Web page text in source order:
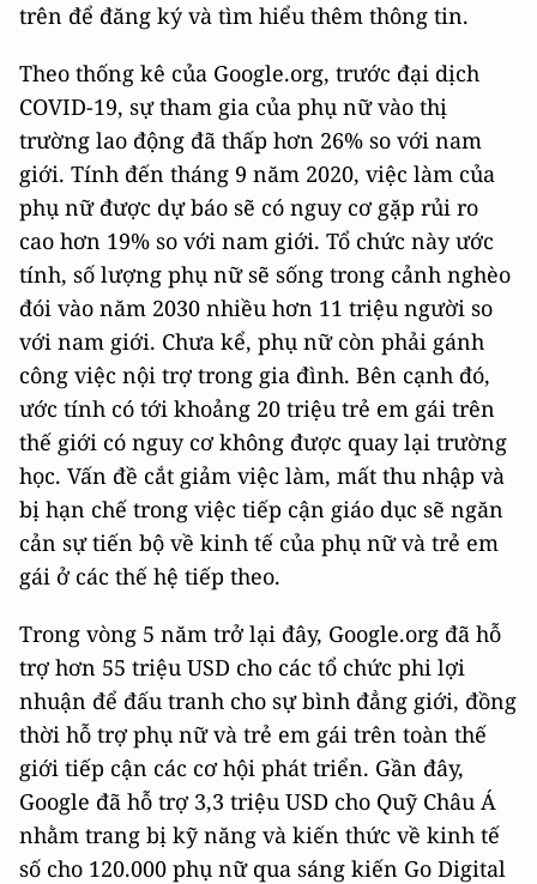
trên để đăng ký và tìm hiểu thêm thông tin.
Theo thống kê của Google.org, trước đại dịch
COVID-19, sự tham gia của phụ nữ vào thị
trường lao động đã thấp hơn 26% so với nam
giới. Tính đến tháng 9 năm 2020, việc làm của
phụ nữ được dự báo sẽ có nguy cơ gặp rủi ro
cao hơn 19% so với nam giới. Tổ chức này ước
tính, số lượng phụ nữ sẽ sống trong cảnh nghèo
đói vào năm 2030 nhiều hơn 11 triệu người so
với nam giới. Chưa kể, phụ nữ còn phải gánh
công việc nội trợ trong gia đình. Bên cạnh đó,
ước tính có tới khoảng 20 triệu trẻ em gái trên
thế giới có nguy cơ không được quay lại trường
học. Vấn đề cắt giảm việc làm, mất thu nhập và
bị hạn chế trong việc tiếp cận giáo dục sẽ ngăn
cản sự tiến bộ về kinh tế của phụ nữ và trẻ em
gái ở các thế hệ tiếp theo.
Trong vòng 5 năm trở lại đây, Google.org đã hỗ
trợ hơn 55 triệu USD cho các tổ chức phi lợi
nhuận để đấu tranh cho sự bình đẳng giới, đồng
thời hỗ trợ phụ nữ và trẻ em gái trên toàn thế
giới tiếp cận các cơ hội phát triển. Gần đây,
Google đã hỗ trợ 3,3 triệu USD cho Quỹ Châu Á
nhằm trang bị kỹ năng và kiến thức về kinh tế
số cho 120.000 phụ nữ qua sáng kiến Go Digital